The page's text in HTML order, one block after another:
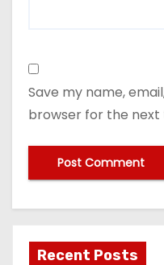
Save my name,
browser for the
Recent Posts